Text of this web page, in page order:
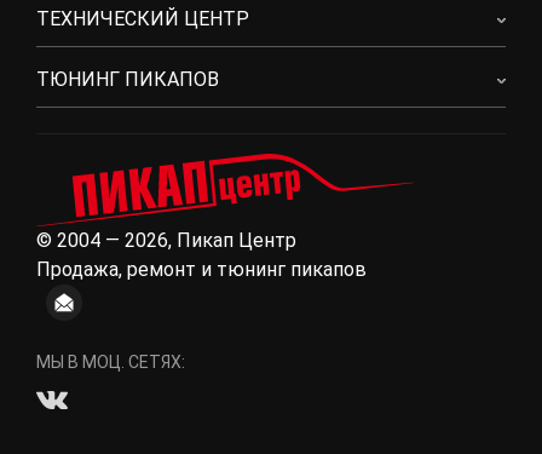
ТЕХНИЧЕСКИЙ ЦЕНТР
ТЮНИНГ ПИКАПОВ
© 2004 — 2026, Пикап Центр
Продажа, ремонт и тюнинг пикапов
МЫ В МОЦ. СЕТЯХ: